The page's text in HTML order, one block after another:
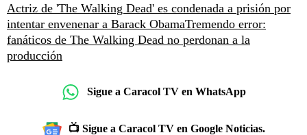
Actriz de 'The Walking Dead' es condenada a prisión por
intentar envenenar a Barack ObamaTremendo error:
fanáticos de The Walking Dead no perdonan a la
producción
Sigue a Caracol TV en WhatsApp
📺 Sigue a Caracol TV en Google Noticias.